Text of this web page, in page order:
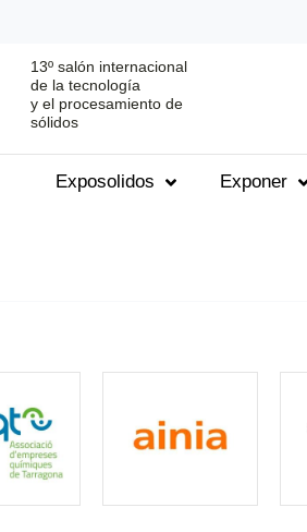
13º salón internacional
de la tecnología
y el procesamiento de
sólidos
Exposolidos Exponer